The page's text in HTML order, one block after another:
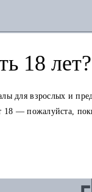
18 лет?
для взрослых и
18 — пожалуйста,